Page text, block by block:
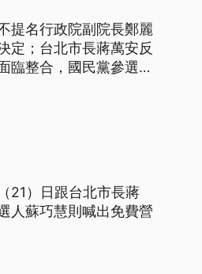
提名行政院副院長鄭麗
定；台北市長蔣萬安反
臨整合，國民黨參選人
21）日跟台北市長蔣
人蘇巧慧則喊出免費營